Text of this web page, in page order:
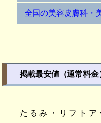
全国の美容皮膚科・
掲載最安値（通常料金
たるみ・リフトア